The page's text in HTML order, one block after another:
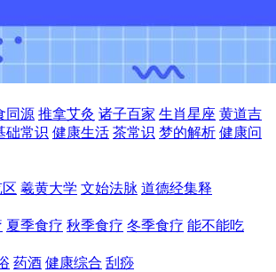
同源 推拿艾灸 诸子百家 生肖星座 黄道吉
础常识 健康生活 茶常识 梦的解析 健康问
羲黄大学 文始法脉 道德经集释
夏季食疗 秋季食疗 冬季食疗 能不能吃
药酒 健康综合 刮痧